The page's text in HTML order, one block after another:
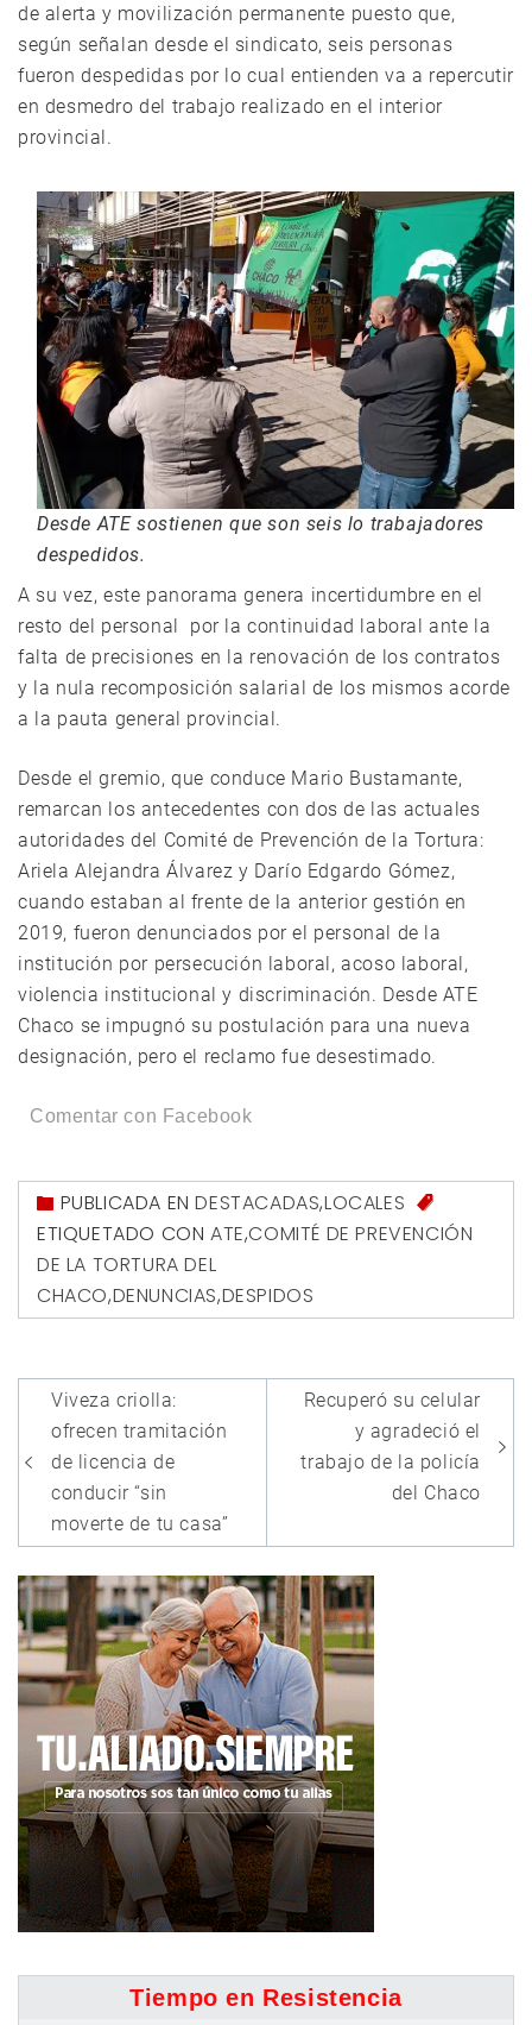
de alerta y movilización permanente puesto que,
según señalan desde el sindicato, seis personas
fueron despedidas por lo cual entienden va a repercutir
en desmedro del trabajo realizado en el interior
provincial.
Desde ATE sostienen que son seis lo trabajadores
despedidos.
A su vez, este panorama genera incertidumbre en el
resto del personal por la continuidad laboral ante la
falta de precisiones en la renovación de los contratos
y la nula recomposición salarial de los mismos acorde
a la pauta general provincial.
Desde el gremio, que conduce Mario Bustamante,
remarcan los antecedentes con dos de las actuales
autoridades del Comité de Prevención de la Tortura:
Ariela Alejandra Álvarez y Darío Edgardo Gómez,
cuando estaban al frente de la anterior gestión en
2019, fueron denunciados por el personal de la
institución por persecución laboral, acoso laboral,
violencia institucional y discriminación. Desde ATE
Chaco se impugnó su postulación para una nueva
designación, pero el reclamo fue desestimado.
Comentar con Facebook
PUBLICADA ENDESTACADAS,LOCALES
ETIQUETADO CON ATE,COMITÉ DE PREVENCIÓN
DE LA TORTURA DEL
CHACO,DENUNCIAS,DESPIDOS
Navegación
de
entradas
Viveza criolla:
ofrecen tramitación
de licencia de
conducir “sin
moverte de tu casa”
Recuperó su celular
y agradeció el
trabajo de la policía
del Chaco
Tiempo en Resistencia